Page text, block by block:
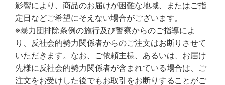
影響により、商品のお届けが困難な地域、またはご指
定日などご希望にそえない場合がございます。
※暴力団排除条例の施行及び警察からのご指導によ
り、反社会的勢力関係者からのご注文はお断りさせて
いただきます。なお、ご依頼主様、あるいは、お届け
先様に反社会的勢力関係者が含まれている場合は、ご
注文をお受けした後でもお取引をお断りすることがご